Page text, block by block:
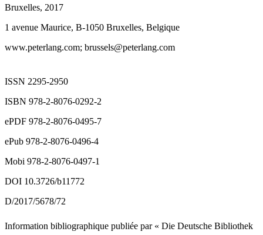
Bruxelles, 2017
1 avenue Maurice, B-1050 Bruxelles, Belgique
www.peterlang.com; brussels@peterlang.com
ISSN 2295-2950
ISBN 978-2-8076-0292-2
ePDF 978-2-8076-0495-7
ePub 978-2-8076-0496-4
Mobi 978-2-8076-0497-1
DOI 10.3726/b11772
D/2017/5678/72
Information bibliographique publiée par « Die Deutsche Bibliothek